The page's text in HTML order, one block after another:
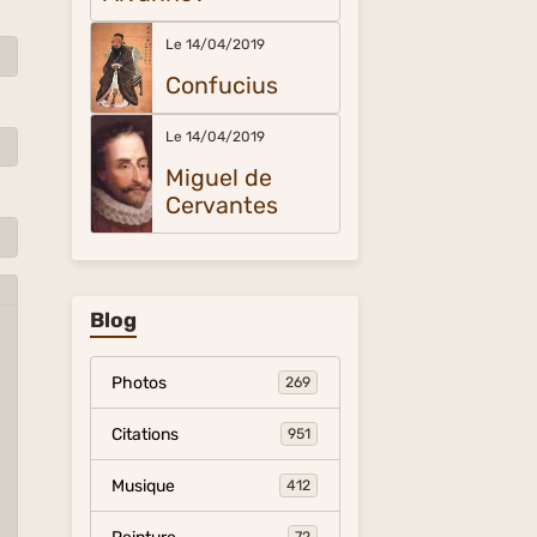
Le 14/04/2019
Confucius
Le 14/04/2019
Miguel de
Cervantes
Blog
Photos 269
Citations 951
Musique 412